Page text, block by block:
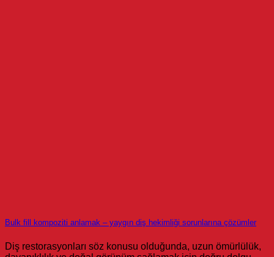
Bulk fill kompoziti anlamak – yaygın diş hekimliği sorunlarına çözümler
Diş restorasyonları söz konusu olduğunda, uzun ömürlülük,